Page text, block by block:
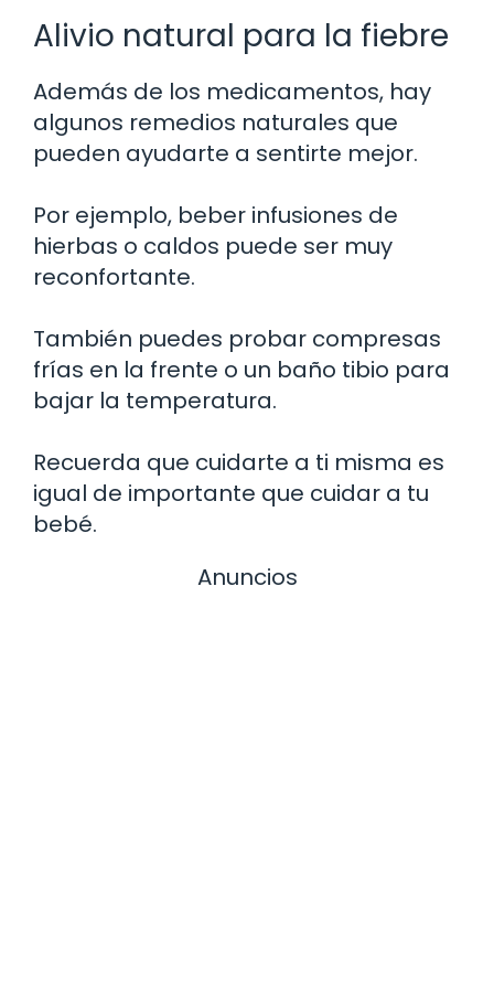
Alivio natural para la fiebre
Además de los medicamentos, hay
algunos remedios naturales que
pueden ayudarte a sentirte mejor.
Por ejemplo, beber infusiones de
hierbas o caldos puede ser muy
reconfortante.
También puedes probar compresas
frías en la frente o un baño tibio para
bajar la temperatura.
Recuerda que cuidarte a ti misma es
igual de importante que cuidar a tu
bebé.
Anuncios